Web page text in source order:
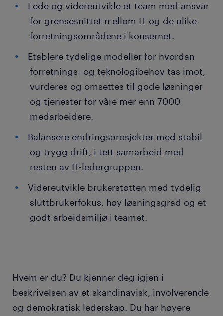
Lede og videreutvikle et team med ansvar
for grensesnittet mellom IT og de ulike
forretningsområdene i konsernet.
Etablere tydelige modeller for hvordan
forretnings- og teknologibehov tas imot,
vurderes og omsettes til gode løsninger
og tjenester for våre mer enn 7000
medarbeidere.
Balansere endringsprosjekter med stabil
og trygg drift, i tett samarbeid med
resten av IT-ledergruppen.
Videreutvikle brukerstøtten med tydelig
sluttbrukerfokus, høy løsningsgrad og et
godt arbeidsmiljø i teamet.
Hvem er du? Du kjenner deg igjen i
beskrivelsen av et skandinavisk, involverende
og demokratisk lederskap. Du har høyere